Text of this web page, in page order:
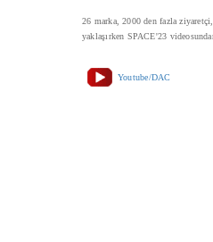
26 marka, 2000 den fazla
yaklaşırken SPACE'23
Youtube/DAC